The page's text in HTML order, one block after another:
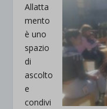
Allatta
mento
è uno
spazio
di
ascolto
e
condivi